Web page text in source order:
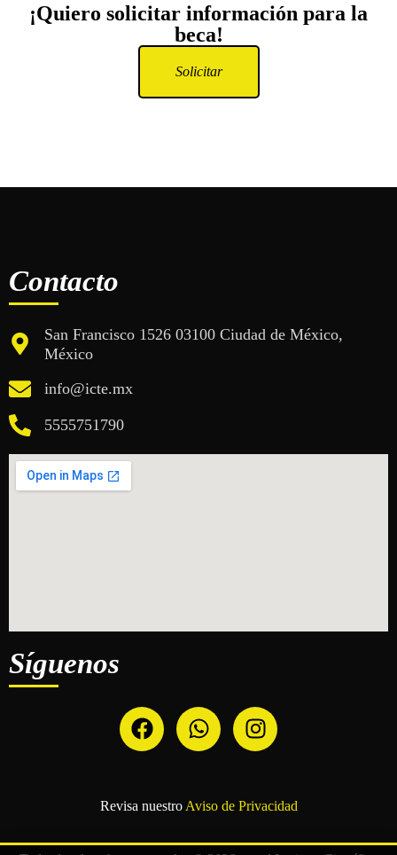
¡Quiero solicitar información para la
beca!
Solicitar
Contacto
San Francisco 1526 03100 Ciudad de México,
México
info@icte.mx
5555751790
Síguenos
Revisa nuestro Aviso de Privacidad